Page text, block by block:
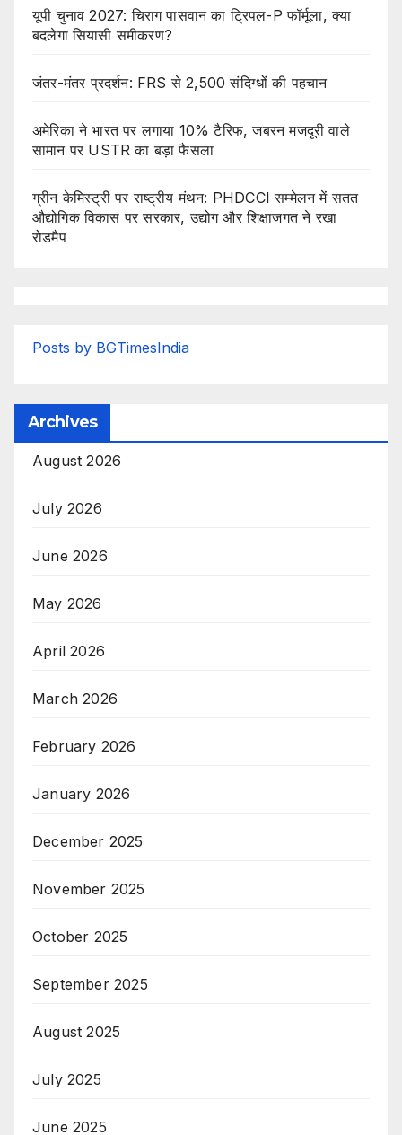
यूपी चुनाव 2027: चिराग पासवान का ट्रिपल-P फॉर्मूला, क्या
बदलेगा सियासी समीकरण?
जंतर-मंतर प्रदर्शन: FRS से 2,500 संदिग्धों की पहचान
अमेरिका ने भारत पर लगाया 10% टैरिफ, जबरन मजदूरी वाले
सामान पर USTR का बड़ा फैसला
ग्रीन केमिस्ट्री पर राष्ट्रीय मंथन: PHDCCI सम्मेलन में सतत
औद्योगिक विकास पर सरकार, उद्योग और शिक्षाजगत ने रखा
रोडमैप
Posts by BGTimesIndia
Archives
August 2026
July 2026
June 2026
May 2026
April 2026
March 2026
February 2026
January 2026
December 2025
November 2025
October 2025
September 2025
August 2025
July 2025
June 2025